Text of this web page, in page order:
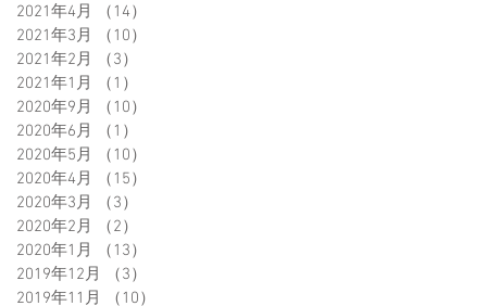
2021年4月
（14）
2021年3月
（10）
2021年2月
（3）
2021年1月
（1）
2020年9月
（10）
2020年6月
（1）
2020年5月
（10）
2020年4月
（15）
2020年3月
（3）
2020年2月
（2）
2020年1月
（13）
2019年12月
（3）
2019年11月
（10）